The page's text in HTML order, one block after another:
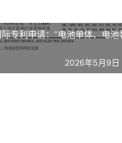
专利申请：“电池单体、电池
2026年5月9